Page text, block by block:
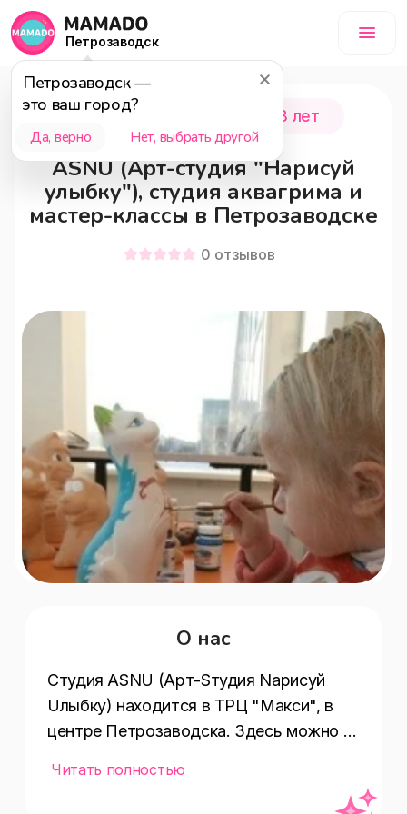
Петрозаводск
Петрозаводск—
это ваш город?
Да, верно Нет, выбрать другой
Петрозаводск 0 - 18 лет
ASNU (Арт-студия "Нарисуй
улыбку"), студия аквагрима и
мастер-классы в Петрозаводске
0 отзывов
О нас
Студия ASNU (Арт-Sтудия Nарисуй
Uлыбку) находится в ТРЦ "Макси", в
центре Петрозаводска. Здесь можно
мастер-классы по росписи на глиняных
Читать полностью